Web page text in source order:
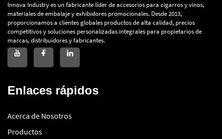
Innova Industry es un fabricante líder de accesorios para cigarros y vinos,
materiales de embalaje y exhibidores promocionales. Desde 2013,
proporcionamos a clientes globales productos de alta calidad, precios
competitivos y soluciones personalizadas integrales para propietarios de
marcas, distribuidores y fabricantes.
Enlaces rápidos
Acerca de Nosotros
Productos